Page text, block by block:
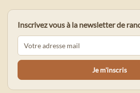
Inscrivez vous à la newsletter de